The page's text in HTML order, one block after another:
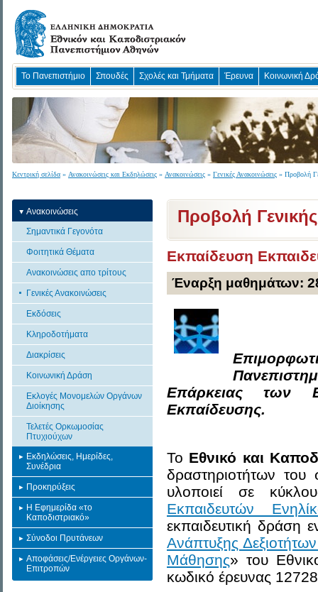
Το Πανεπιστήμιο Σπουδές Σχολές και Τμήματα Έρευνα Κοινωνική
Κεντρική σελίδα » Ανακοινώσεις και Εκδηλώσεις » Ανακοινώσεις » Γενικές Ανακοινώσεις » Προβολή
Ανακοινώσεις
Σημαντικά Γεγονότα
Φοιτητικά Θέματα
Ανακοινώσεις απο τρίτους
Γενικές Ανακοινώσεις
Εκδόσεις
Κληροδοτήματα
Διακρίσεις
Κοινωνική Δράση
Εκλογές Μονομελών Οργάνων
Διοίκησης
Τελετές Ορκωμοσίας
Πτυχιούχων
Εκδηλώσεις, Ημερίδες,
Συνέδρια
Προκηρύξεις
Η Εφημερίδα «το
Καποδιστριακό»
Σύνοδοι Πρυτάνεων
Αποφάσεις/Ενέργειες Οργάνων-
Επιτροπών
Προβολή
Εκπαίδευση
Έναρξη μαθημάτων:
Επάρκειας των
Εκπαίδευσης.
Το Εθνικό και
δραστηριοτήτων
υλοποιεί σε
Εκπαιδευτών
εκπαιδευτική δράση
Ανάπτυξης
Μάθησης» του
κωδικό έρευνας